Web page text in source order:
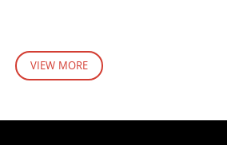
VIEW MORE